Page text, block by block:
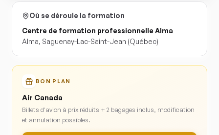
Où se déroule la formation
Centre de formation professionnelle Alma
Alma, Saguenay-Lac-Saint-Jean (Québec)
BON PLAN
Air Canada
Billets d'avion à prix réduits + 2 bagages inclus, modification
et annulation possibles.